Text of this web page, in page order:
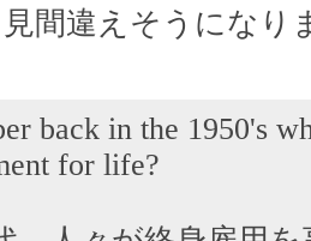
間違えそうになり
back in the 1950's
for life?